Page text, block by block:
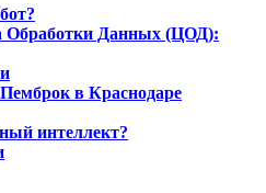
Обработки Данных (ЦОД):
в Краснодаре
интеллект?